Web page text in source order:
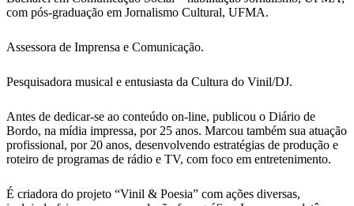
com pós-graduação em Jornalismo Cultural, UFMA.
Assessora de Imprensa e Comunicação.
Pesquisadora musical e entusiasta da Cultura do Vinil/DJ.
Antes de dedicar-se ao conteúdo on-line, publicou o Diário de
Bordo, na mídia impressa, por 25 anos. Marcou também sua atuação
profissional, por 20 anos, desenvolvendo estratégias de produção e
roteiro de programas de rádio e TV, com foco em entretenimento.
É criadora do projeto “Vinil & Poesia” com ações diversas,